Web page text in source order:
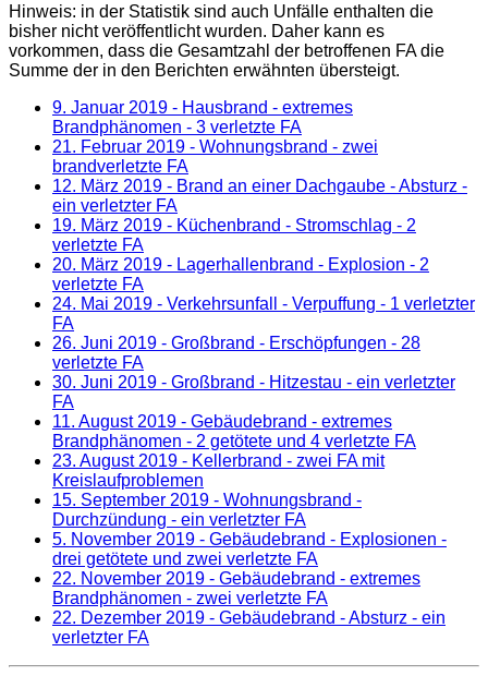
Hinweis: in der Statistik sind auch Unfälle enthalten die
bisher nicht veröffentlicht wurden. Daher kann es
vorkommen, dass die Gesamtzahl der betroffenen FAdie
Summe der in den Berichten erwähnten übersteigt.
9. Januar 2019 - Hausbrand - extremes
Brandphänomen - 3 verletzte FA
21. Februar 2019 - Wohnungsbrand - zwei
brandverletzte FA
12. März 2019 - Brand an einer Dachgaube - Absturz -
ein verletzter FA
19. März 2019 - Küchenbrand - Stromschlag - 2
verletzte FA
20. März 2019 - Lagerhallenbrand - Explosion - 2
verletzte FA
24. Mai 2019 - Verkehrsunfall - Verpuffung - 1 verletzter
FA
26. Juni 2019 - Großbrand - Erschöpfungen - 28
verletzte FA
30. Juni 2019 - Großbrand - Hitzestau - ein verletzter
FA
11. August 2019 - Gebäudebrand - extremes
Brandphänomen - 2 getötete und 4 verletzte FA
23. August 2019 - Kellerbrand - zwei FA mit
Kreislaufproblemen
15. September 2019 - Wohnungsbrand -
Durchzündung - ein verletzter FA
5. November 2019 - Gebäudebrand - Explosionen -
drei getötete und zwei verletzte FA
22. November 2019 - Gebäudebrand - extremes
Brandphänomen - zwei verletzte FA
22. Dezember 2019 - Gebäudebrand - Absturz - ein
verletzter FA